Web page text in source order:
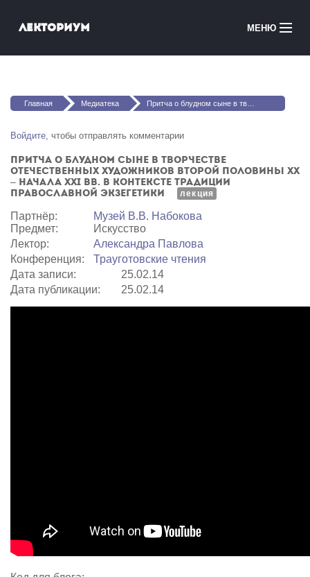
Лекториум МЕНЮ
Медиатека
Courses in English
Вы здесь
Главная Медиатека Притча о блудном сыне в творчестве отечественных художников второй половины XX – начала XXI вв. в контексте традиции православной экзегетики
Войдите, чтобы отправлять комментарии
Притча о блудном сыне в творчестве
отечественных художников второй половины XX
– начала XXI вв. в контексте традиции
православной экзегетики
лекция
Партнёр:
Музей В.В. Набокова
Предмет:
Искусство
Лектор:
Александра Павлова
Конференция:
Трауготовские чтения
Дата записи:
25.02.14
Дата публикации:
25.02.14